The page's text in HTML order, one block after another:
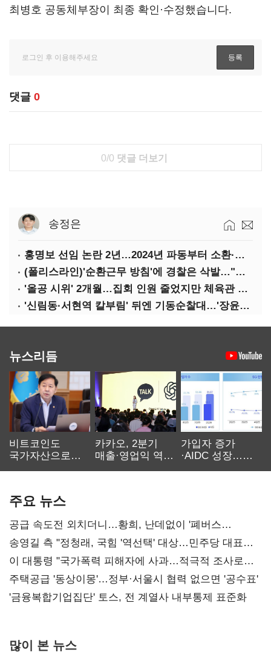
최병호 공동체부장이 최종 확인·수정했습니다.
댓글 0
0/0 댓글 더보기
송정은
홍명보 선임 논란 2년…2024년 파동부터 소환·압색까지
(폴리스라인)'순환근무 방침'에 경찰은 삭발…"베테랑·수사력 보강 먼저"
'올공 시위' 2개월…집회 인원 줄었지만 체육관 봉쇄 계속
'신림동·서현역 칼부림' 뒤엔 기동순찰대…'장윤기 은폐·조작' 후엔 내부비리수사대
뉴스리듬
비트코인도
국가자산으로…'
카카오, 2분기
매출·영업익 역대
가입자 증가
·AIDC 성장…
주요 뉴스
공급 속도전 외치더니…황희, 난데없이 '폐버스
리모델링' 제안
송영길 측 "정청래, 국힘 '역선택' 대상…민주당 대표로
총선 지휘 못해"
이 대통령 "국가폭력 피해자에 사과…적극적 조사로
진실 밝혀야"
주택공급 '동상이몽'…정부·서울시 협력 없으면 '공수표'
'금융복합기업집단' 토스, 전 계열사 내부통제 표준화
많이 본 뉴스